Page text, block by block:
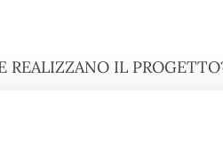
REALIZZANO IL
supporto alle scuole
e fornire